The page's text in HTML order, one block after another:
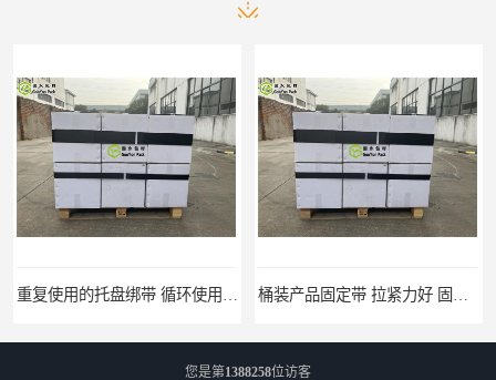
重复使用的托盘绑带 循环使用 固永包材 桶装产品固定带 拉紧力好 固永包材
您是第1388258位访客